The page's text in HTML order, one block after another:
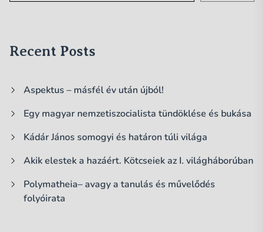
Recent Posts
Aspektus – másfél év után újból!
Egy magyar nemzetiszocialista tündöklése és bukása
Kádár János somogyi és határon túli világa
Akik elestek a hazáért. Kötcseiek az I. világháborúban
Polymatheia– avagy a tanulás és művelődés
folyóirata